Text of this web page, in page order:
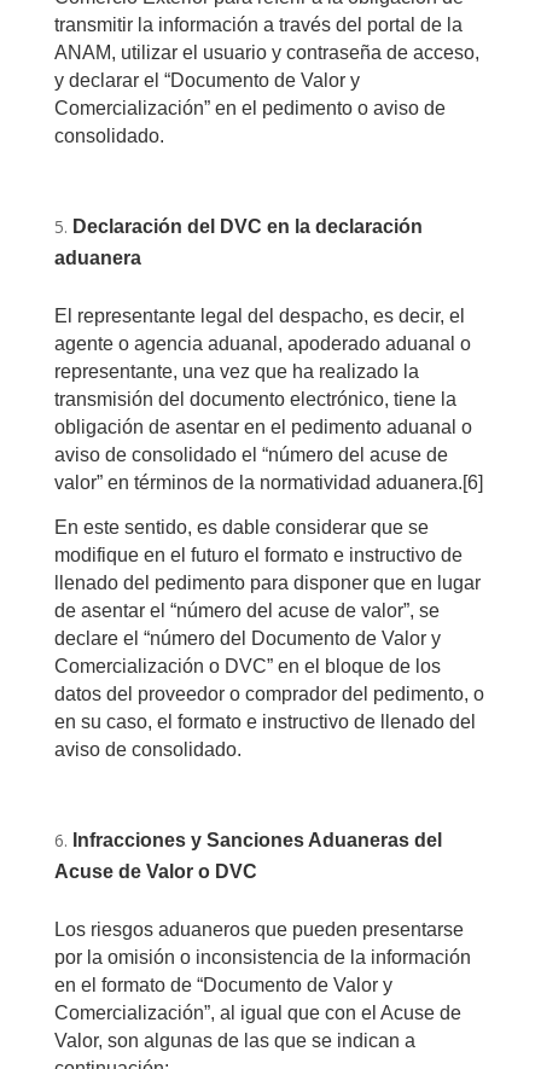
transmitir la información a través del portal de la
ANAM, utilizar el usuario y contraseña de acceso,
y declarar el “Documento de Valor y
Comercialización” en el pedimento o aviso de
consolidado.
Declaración del DVC en la declaración
aduanera
El representante legal del despacho, es decir, el
agente o agencia aduanal, apoderado aduanal o
representante, una vez que ha realizado la
transmisión del documento electrónico, tiene la
obligación de asentar en el pedimento aduanal o
aviso de consolidado el “número del acuse de
valor” en términos de la normatividad aduanera.[6]
En este sentido, es dable considerar que se
modifique en el futuro el formato e instructivo de
llenado del pedimento para disponer que en lugar
de asentar el “número del acuse de valor”, se
declare el “número del Documento de Valor y
Comercialización o DVC” en el bloque de los
datos del proveedor o comprador del pedimento, o
en su caso, el formato e instructivo de llenado del
aviso de consolidado.
Infracciones y Sanciones Aduaneras del
Acuse de Valor o DVC
Los riesgos aduaneros que pueden presentarse
por la omisión o inconsistencia de la información
en el formato de “Documento de Valor y
Comercialización”, al igual que con el Acuse de
Valor, son algunas de las que se indican a